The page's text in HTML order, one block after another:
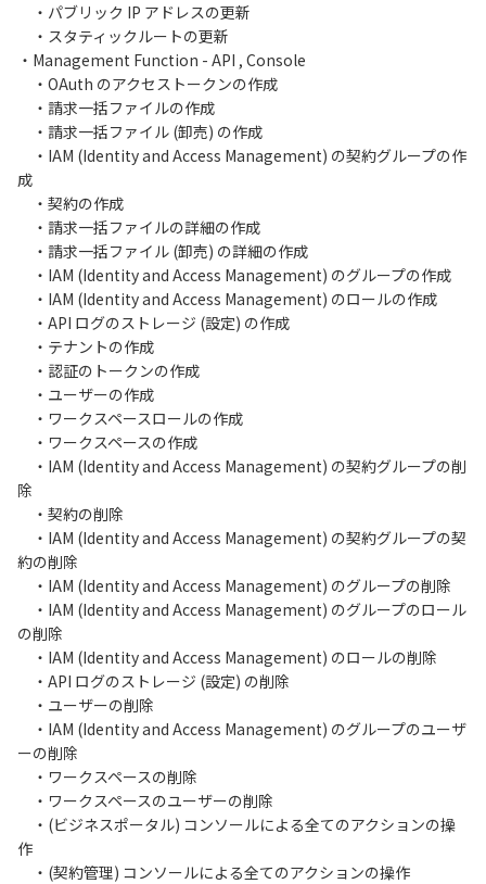
・パブリック IP アドレスの更新
・スタティックルートの更新
・Management Function - API , Console
・OAuth のアクセストークンの作成
・請求一括ファイルの作成
・請求一括ファイル (卸売) の作成
・IAM (Identity and Access Management) の契約グループの作
成
・契約の作成
・請求一括ファイルの詳細の作成
・請求一括ファイル (卸売) の詳細の作成
・IAM (Identity and Access Management) のグループの作成
・IAM (Identity and Access Management) のロールの作成
・API ログのストレージ (設定) の作成
・テナントの作成
・認証のトークンの作成
・ユーザーの作成
・ワークスペースロールの作成
・ワークスペースの作成
・IAM (Identity and Access Management) の契約グループの削
除
・契約の削除
・IAM (Identity and Access Management) の契約グループの契
約の削除
・IAM (Identity and Access Management) のグループの削除
・IAM (Identity and Access Management) のグループのロール
の削除
・IAM (Identity and Access Management) のロールの削除
・API ログのストレージ (設定) の削除
・ユーザーの削除
・IAM (Identity and Access Management) のグループのユーザ
ーの削除
・ワークスペースの削除
・ワークスペースのユーザーの削除
・(ビジネスポータル) コンソールによる全てのアクションの操
作
・(契約管理) コンソールによる全てのアクションの操作